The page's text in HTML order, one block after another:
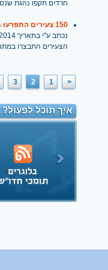
חרדים תקפו נהגת
150 צעירים התפרעו בקבר דוד לפני ביקור האפיפיור
נכתב ע''י בתאריך 26/05/2014
הצעירים התבצרו
<
1
2
3
איך תוכל לפעול?